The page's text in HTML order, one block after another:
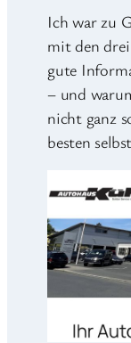
Ich war zu
mit den
gute
– und
nicht ganz
besten